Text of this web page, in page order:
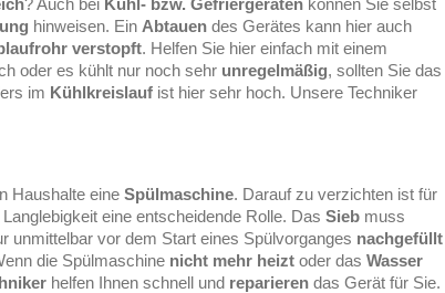
? Auch bei Kühl- bzw. Gefriergeräten können Sie selbst
hinweisen. Ein Abtauen des Gerätes kann hier auch
verstopft. Helfen Sie hier einfach mit einem
oder es kühlt nur noch sehr unregelmäßig, sollten Sie das
im Kühlkreislauf ist hier sehr hoch. Unsere Techniker
Haushalte eine Spülmaschine. Darauf zu verzichten ist für
eine entscheidende Rolle. Das Sieb muss
unmittelbar vor dem Start eines Spülvorganges nachgefüllt
die Spülmaschine nicht mehr heizt oder das Wasser
helfen Ihnen schnell und reparieren das Gerät für Sie.